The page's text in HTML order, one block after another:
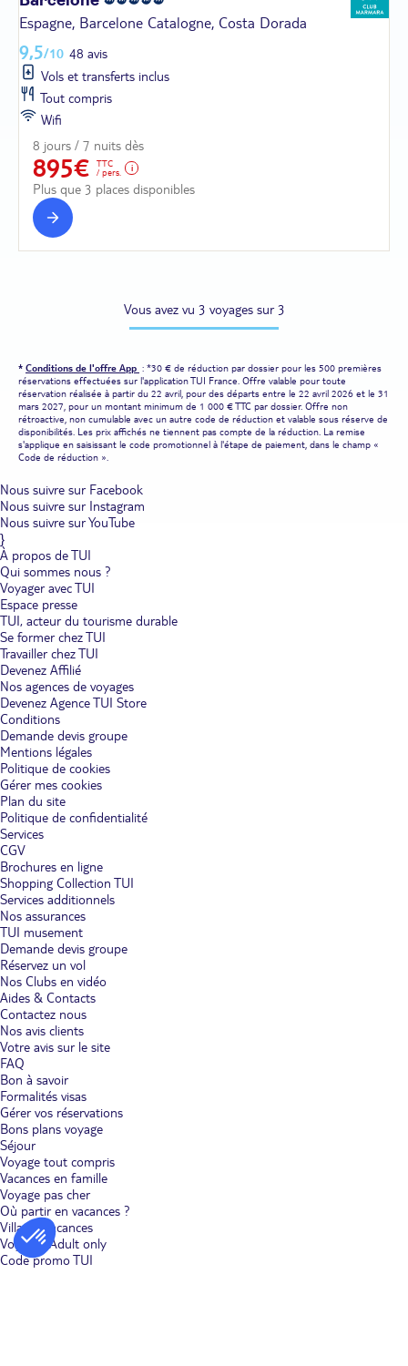
Espagne, Barcelone Catalogne, Costa Dorada
9,5/10 48 avis
Vols et transferts inclus
Tout compris
Wifi
8 jours / 7 nuits dès
895€
TTC
/ pers.
Plus que 3 places disponibles
Vous avez vu 3 voyages sur 3
* Conditions de l'offre App : *30 € de réduction par dossier pour les 500 premières
réservations effectuées sur l'application TUI France. Offre valable pour toute
réservation réalisée à partir du 22 avril, pour des départs entre le 22 avril 2026 et le 31
mars 2027, pour un montant minimum de 1 000 € TTC par dossier. Offre non
rétroactive, non cumulable avec un autre code de réduction et valable sous réserve de
disponibilités. Les prix affichés ne tiennent pas compte de la réduction. La remise
s'applique en saisissant le code promotionnel à l'étape de paiement, dans le champ «
Code de réduction ».
Nous suivre sur Facebook
Nous suivre sur Instagram
Nous suivre sur YouTube
}
À propos de TUI
Qui sommes nous ?
Voyager avec TUI
Espace presse
TUI, acteur du tourisme durable
Se former chez TUI
Travailler chez TUI
Devenez Affilié
Nos agences de voyages
Devenez Agence TUI Store
Conditions
Demande devis groupe
Mentions légales
Politique de cookies
Gérer mes cookies
Plan du site
Politique de confidentialité
Services
CGV
Brochures en ligne
Shopping Collection TUI
Services additionnels
Nos assurances
TUI musement
Demande devis groupe
Réservez un vol
Nos Clubs en vidéo
Aides & Contacts
Contactez nous
Nos avis clients
Votre avis sur le site
FAQ
Bon à savoir
Formalités visas
Gérer vos réservations
Bons plans voyage
Séjour
Voyage tout compris
Vacances en famille
Voyage pas cher
Où partir en vacances ?
Villages vacances
Voyages Adult only
Code promo TUI